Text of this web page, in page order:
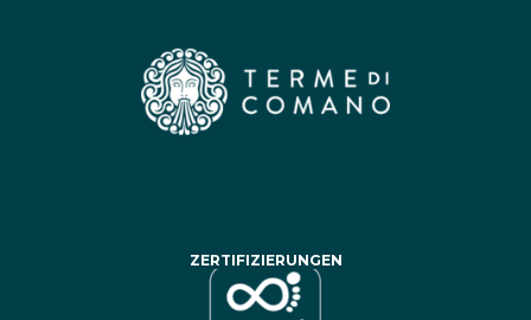
ZERTIFIZIERUNGEN